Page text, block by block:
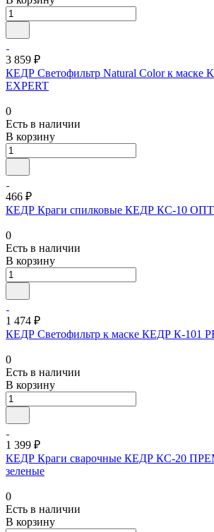
3 859 ₽
КЕДР Светофильтр Natural Color к маске
EXPERT
0
Есть в наличии
В корзину
466 ₽
КЕДР Краги спилковые КЕДР КС-10
0
Есть в наличии
В корзину
1 474 ₽
КЕДР Светофильтр к маске КЕДР К-101
0
Есть в наличии
В корзину
1 399 ₽
КЕДР Краги сварочные КЕДР КС-20
зеленые
0
Есть в наличии
В корзину